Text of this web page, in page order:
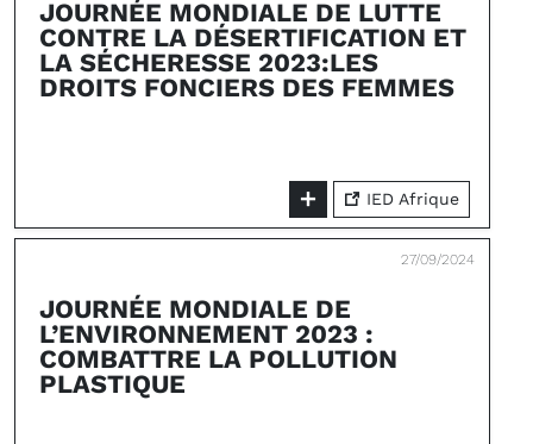
JOURNÉE MONDIALE DE LUTTE
CONTRE LA DÉSERTIFICATION ET
LA SÉCHERESSE 2023:LES
DROITS FONCIERS DES FEMMES
IED Afrique
27/09/2024
JOURNÉE MONDIALE DE
L’ENVIRONNEMENT 2023 :
COMBATTRE LA POLLUTION
PLASTIQUE